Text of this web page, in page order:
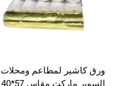
ورق كاشير لمطاعم ومحلات
السوبر ماركت مقاس 57*40